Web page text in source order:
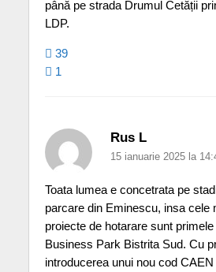
până pe strada Drumul Cetății
LDP.
39
1
Rus L
15 ianuarie 2025 la
Toata lumea e concetrata pe
parcare din Eminescu, insa cele
proiecte de hotarare sunt
Business Park Bistrita Sud. Cu
introducerea unui nou cod